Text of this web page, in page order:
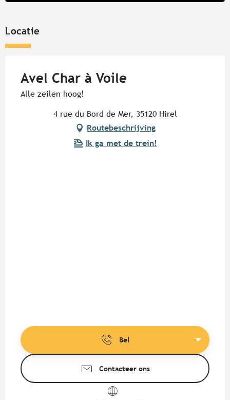
Locatie
Avel Char à Voile
Alle zeilen hoog!
4 rue du Bord de Mer, 35120 Hirel
Routebeschrijving
Ik ga met de trein!
Bel
Contacteer ons